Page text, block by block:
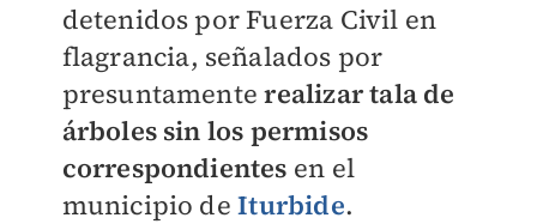
detenidos por Fuerza Civil en
flagrancia, señalados por
presuntamenterealizar tala de
árboles sin los permisos
correspondientes en el
municipio deIturbide.